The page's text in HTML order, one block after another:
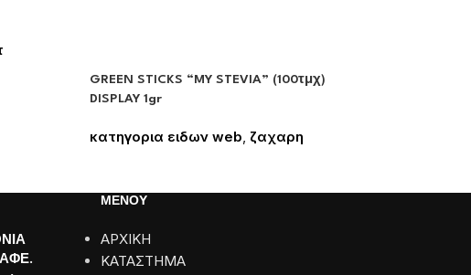
GREEN STICKS “MY STEVIA” (100τμχ)
DISPLAY 1gr
κατηγορια ειδων web ζαχαρη
ΜΕΝΟΥ
ΑΡΧΙΚΗ
ΚΑΤΑΣΤΗΜΑ